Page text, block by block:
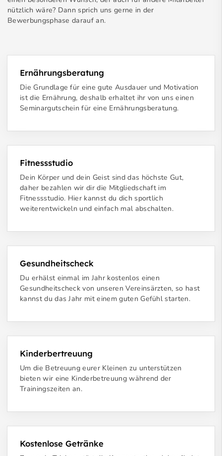
nützlich wäre? Dann sprich uns gerne in der
Bewerbungsphase darauf an.
Ernährungsberatung
Die Grundlage für eine gute Ausdauer und Motivation
ist die Ernährung, deshalb erhaltet ihr von uns einen
Seminargutschein für eine Ernährungsberatung.
Fitnessstudio
Dein Körper und dein Geist sind das höchste Gut,
daher bezahlen wir dir die Mitgliedschaft im
Fitnessstudio. Hier kannst du dich sportlich
weiterentwickeln und einfach mal abschalten.
Gesundheitscheck
Du erhälst einmal im Jahr kostenlos einen
Gesundheitscheck von unseren Vereinsärzten, so hast
kannst du das Jahr mit einem guten Gefühl starten.
Kinderbertreuung
Um die Betreuung eurer Kleinen zu unterstützen
bieten wir eine Kinderbetreuung während der
Trainingszeiten an.
Kostenlose Getränke